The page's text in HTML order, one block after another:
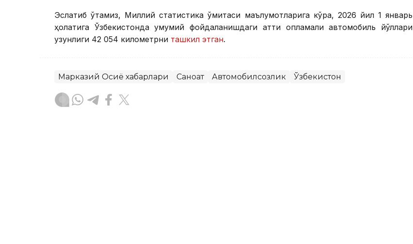
Эслатиб ўтамиз, Миллий статистика қўмитаси маълумотларига кўра, 2026 йил 1 январь
ҳолатига Ўзбекистонда умумий фойдаланишдаги қаттиқ қопламали автомобиль йўллари
узунлиги 42 054 километрни ташкил этган.
Марказий Осиё хабарлари Саноат Автомобилсозлик Ўзбекистон